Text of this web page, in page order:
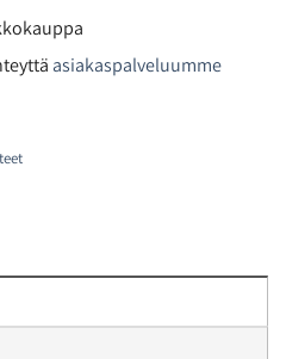
asiakaspalveluumme